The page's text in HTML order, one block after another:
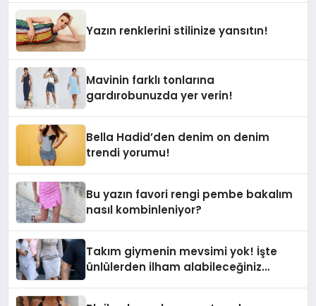
Yazın renklerini stilinize yansıtın!
Mavinin farklı tonlarına
gardırobunuzda yer verin!
Bella Hadid’den denim on denim
trendi yorumu!
Bu yazın favori rengi pembe bakalım
nasıl kombinleniyor?
Takım giymenin mevsimi yok! İşte
ünlülerden ilham alabileceğiniz